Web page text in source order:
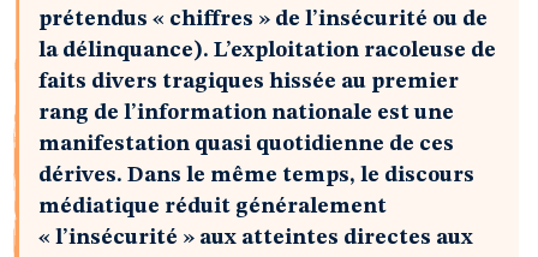
prétendus « chiffres » de l’insécurité ou de
la délinquance). L’exploitation racoleuse de
faits divers tragiques hissée au premier
rang de l’information nationale est une
manifestation quasi quotidienne de ces
dérives. Dans le même temps, le discours
médiatique réduit généralement
« l’insécurité » aux atteintes directes aux